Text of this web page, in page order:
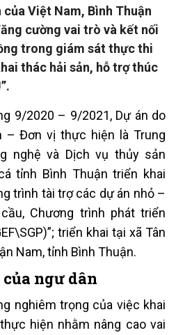
Việt Nam, Bình Thuận
cường vai trò và kết nối
trong giám sát thực thi
thác hải sản, hỗ trợ thúc
9/2020 – 9/2021, Dự án do
– Đơn vị thực hiện là Trung
nghệ và Dịch vụ thủy sản
tỉnh Bình Thuận triển khai
trình tài trợ các dự án nhỏ –
Chương trình phát triển
triển khai tại xã Tân
Nam, tỉnh Bình Thuận.
ngư dân
nghiêm trọng của việc khai
hiện nhằm nâng cao vai